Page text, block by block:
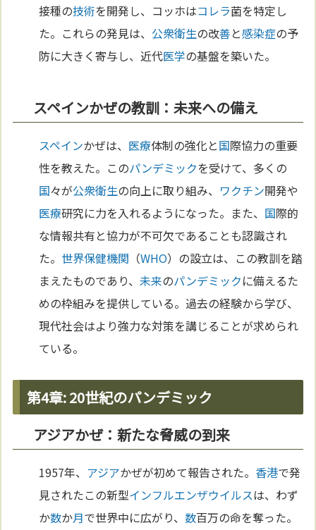
接種の技術を開発し、コッホはコレラ菌を特定し
た。これらの発見は、 公衆衛生の改善と感染症の予
防に大きく寄与し、近代医学の基盤を築いた。
スペインかぜの教訓：未来への備え
スペインかぜは、 医療体制の強化と国際協力の重要
性を教えた。このパンデミックを受けて、多くの
国々が公衆衛生の向上に取り組み、 ワクチン開発や
医療研究に力を入れるようになった。また、 国際的
な情報共有と協力が不可欠であることも認識され
た。 世界保健機関 （WHO）の設立は、この教訓を踏
まえたものであり、未来のパンデミックに備えるた
めの枠組みを提供している。過去の経験から学び、
現代社会はより強力な対策を講じることが求められ
ている。
第4章: 20世紀のパンデミック
アジアかぜ：新たな脅威の到来
1957年、 アジアかぜが初めて報告された。 香港で発
見されたこの新型インフルエンザウイルスは、わず
か数か月で世界中に広がり、数百万の命を奪った。